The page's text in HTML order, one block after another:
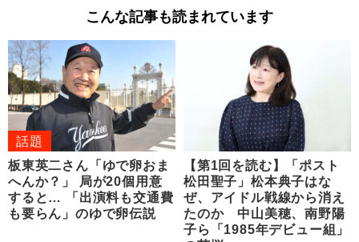
こんな記事も読まれています
話題
板東英二さん「ゆで卵おま
へんか？」 局が20個用意
すると… 「出演料も交通費
も要らん」のゆで卵伝説
【第1回を読む】「ポスト
松田聖子」松本典子はな
ぜ、アイドル戦線から消え
たのか 中山美穂、南野陽
子ら「1985年デビュー組」